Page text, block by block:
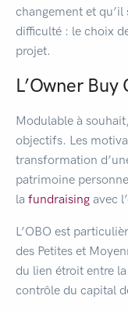
changement et qu’il
difficulté : le choix
projet.
L’Owner
Modulable à
objectifs. Les
transformation
patrimoine
la fundraising avec
L’OBO est
des Petites et
du lien étroit entre
contrôle du capital